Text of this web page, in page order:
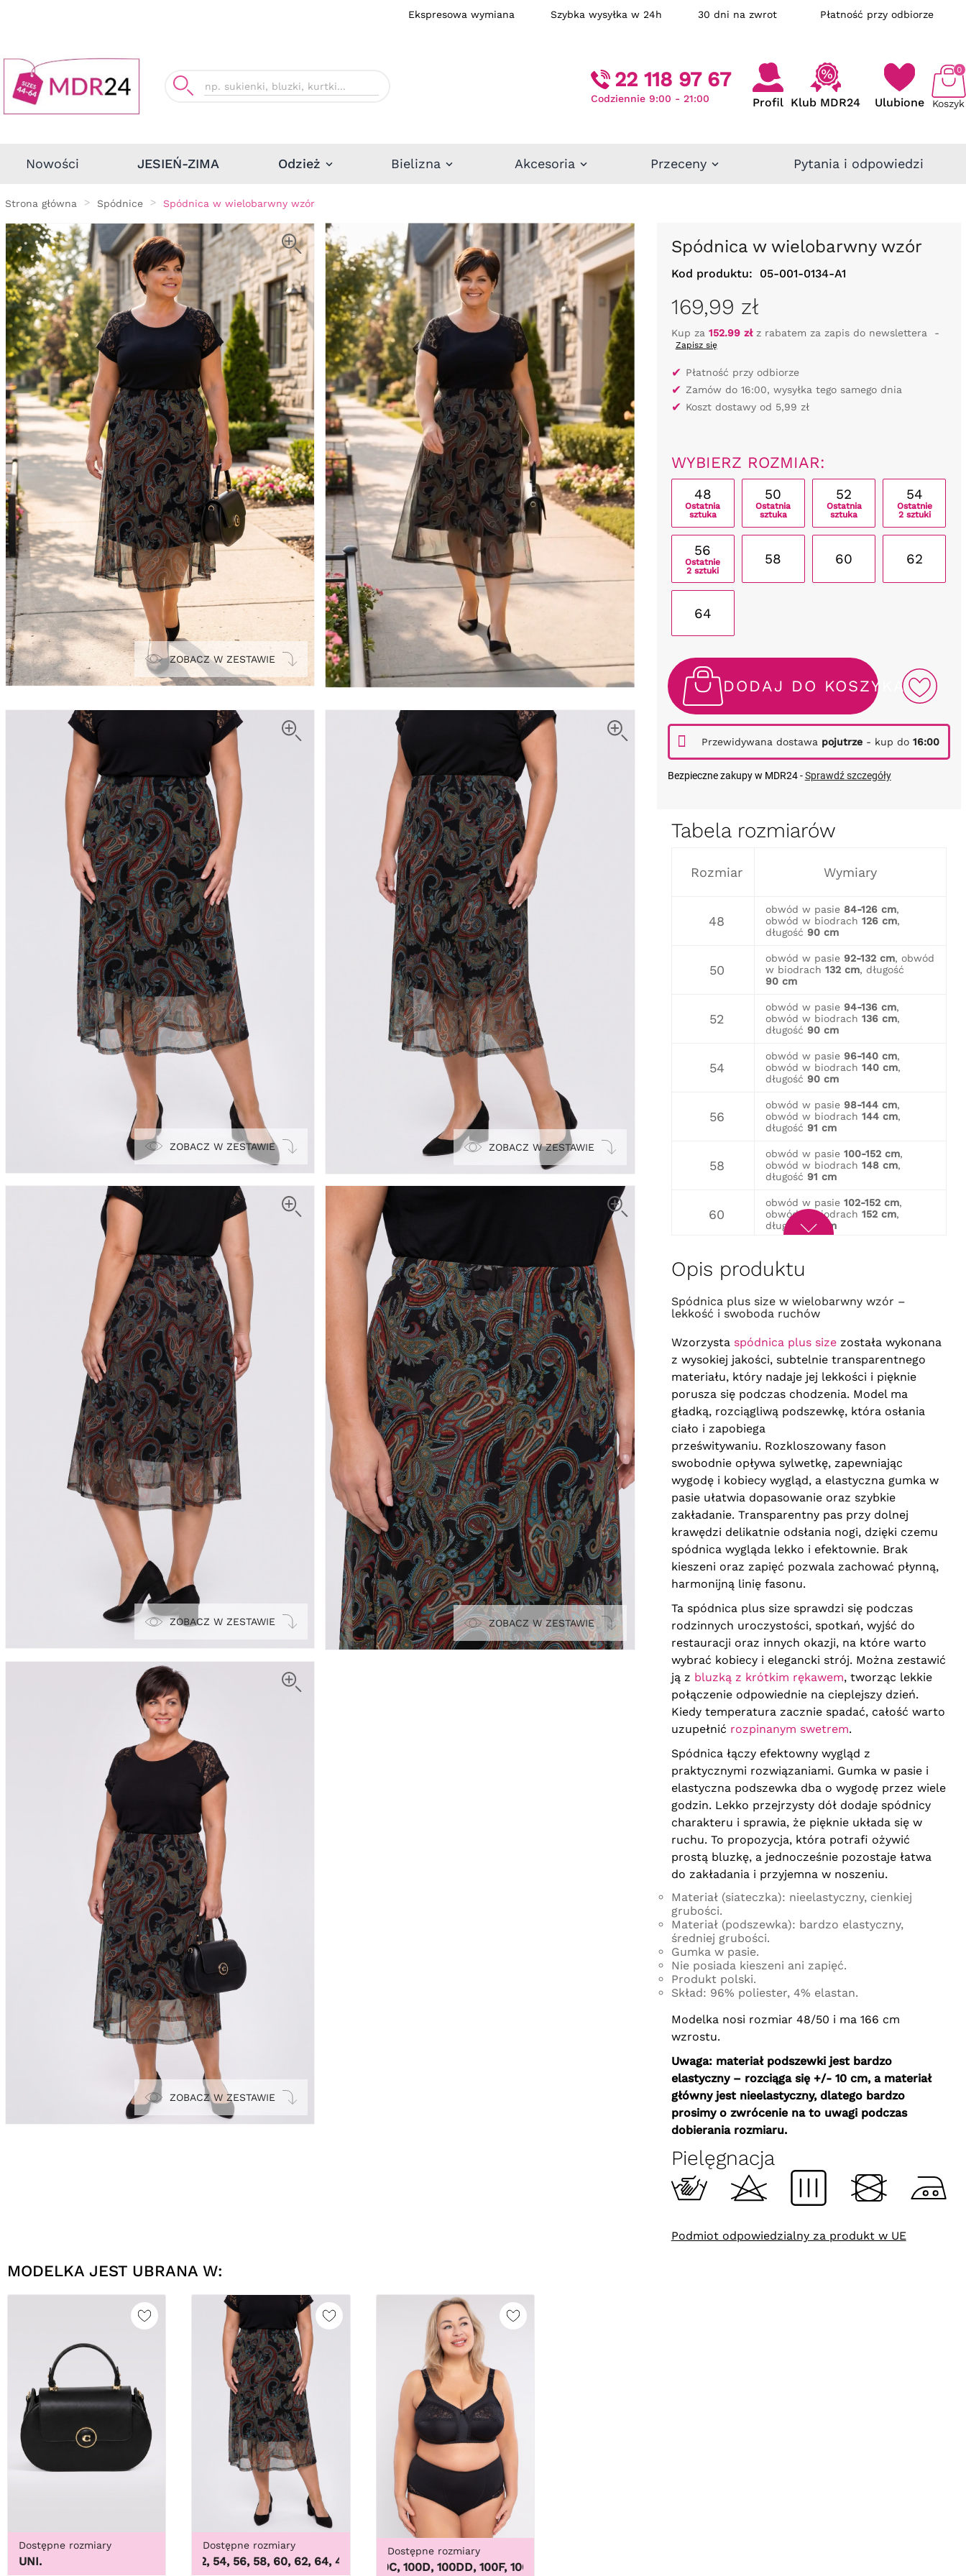
Ekspresowa wymiana Szybka wysyłka w 24h 30 dni na zwrot Płatność przy odbiorze
22 118 97 67
Codziennie 9:00 - 21:00 Profil Klub MDR24 Ulubione Koszyk
0
Nowości JESIEŃ-ZIMA Odzież Bielizna Akcesoria Przeceny Pytania i odpowiedzi
Strona główna Spódnice Spódnica w wielobarwny wzór
ZOBACZ W ZESTAWIE
ZOBACZ W ZESTAWIE ZOBACZ W ZESTAWIE
ZOBACZ W ZESTAWIE ZOBACZ W ZESTAWIE
ZOBACZ W ZESTAWIE
Spódnica w wielobarwny wzór
Kod produktu: 05-001-0134-A1
169,99 zł
Kup za 152.99 złz rabatem za zapis do newslettera -
Zapisz się
✔ Płatność przy odbiorze
✔ Zamów do 16:00, wysyłka tego samego dnia
✔ Koszt dostawy od 5,99 zł
WYBIERZ ROZMIAR:
48
Ostatnia
sztuka
50
Ostatnia
sztuka
52
Ostatnia
sztuka
54
Ostatnie
2 sztuki
56
Ostatnie
2 sztuki
58 60 62
64
DODAJ DO KOSZYKA
Przewidywana dostawa pojutrze- kup do 16:00
Bezpieczne zakupy w MDR24 -Sprawdź szczegóły
Tabela rozmiarów
Rozmiar Wymiary
48
obwód w pasie 84-126 cm,
obwód w biodrach 126 cm,
długość 90 cm
50
obwód w pasie 92-132 cm, obwód
w biodrach 132 cm, długość
90 cm
52
obwód w pasie 94-136 cm,
obwód w biodrach 136 cm,
długość 90 cm
54
obwód w pasie 96-140 cm,
obwód w biodrach 140 cm,
długość 90 cm
56
obwód w pasie 98-144 cm,
obwód w biodrach 144 cm,
długość 91 cm
58
obwód w pasie 100-152 cm,
obwód w biodrach 148 cm,
długość 91 cm
60
obwód w pasie 102-152 cm,
obwód w biodrach 152 cm,
długość
91 cm
62
obwód w biodrach
długość
64
obwód w pasie 106-158 cm,
obwód w biodrach
Opis produktu
Spódnica plus size w wielobarwny wzór –
lekkość i swoboda ruchów
Wzorzysta spódnica plus sizezostała wykonana
z wysokiej jakości, subtelnie transparentnego
materiału, który nadaje jej lekkości i pięknie
porusza się podczas chodzenia. Model ma
gładką, rozciągliwą podszewkę, która osłania
ciało i zapobiega
prześwitywaniu. Rozkloszowany fason
swobodnie opływa sylwetkę, zapewniając
wygodę i kobiecy wygląd, a elastyczna gumka w
pasie ułatwia dopasowanie oraz szybkie
zakładanie. Transparentny pas przy dolnej
krawędzi delikatnie odsłania nogi, dzięki czemu
spódnica wygląda lekko i efektownie. Brak
kieszeni oraz zapięć pozwala zachować płynną,
harmonijną linię fasonu.
Ta spódnica plus size sprawdzi się podczas
rodzinnych uroczystości, spotkań, wyjść do
restauracji oraz innych okazji, na które warto
wybrać kobiecy i elegancki strój. Można zestawić
ją z bluzką z krótkim rękawem, tworząc lekkie
połączenie odpowiednie na cieplejszy dzień.
Kiedy temperatura zacznie spadać, całość warto
uzupełnić rozpinanym swetrem.
Spódnica łączy efektowny wygląd z
praktycznymi rozwiązaniami. Gumka w pasie i
elastyczna podszewka dba o wygodę przez wiele
godzin. Lekko przejrzysty dół dodaje spódnicy
charakteru i sprawia, że pięknie układa się w
ruchu. To propozycja, która potrafi ożywić
prostą bluzkę, a jednocześnie pozostaje łatwa
do zakładania i przyjemna w noszeniu.
Materiał (siateczka): nieelastyczny, cienkiej
grubości.
Materiał (podszewka): bardzo elastyczny,
średniej grubości.
Gumka w pasie.
Nie posiada kieszeni ani zapięć.
Produkt polski.
Skład: 96% poliester, 4% elastan.
Modelka nosi rozmiar 48/50 i ma 166 cm
wzrostu.
Uwaga: materiał podszewki jest bardzo
elastyczny – rozciąga się +/- 10 cm, a materiał
główny jest nieelastyczny, dlatego bardzo
prosimy o zwrócenie na to uwagi podczas
dobierania rozmiaru.
Pielęgnacja
Podmiot odpowiedzialny za produkt w UE
MODELKA JEST UBRANA W:
Dostępne rozmiary
UNI.
Dostępne rozmiary
48, 50, 52, 54, 56, 58, 60, 62, 64 ,48, 50, 52, 54, 56, 58, 60, 62, 64
Dostępne rozmiary
100B, 100C, 100D, 100DD, 100F, 100G, 100H, 100I, 100J, 100K, 105B, 105C, 105D, 105DD, 105G, 105H, 105I, 105J, 105K,